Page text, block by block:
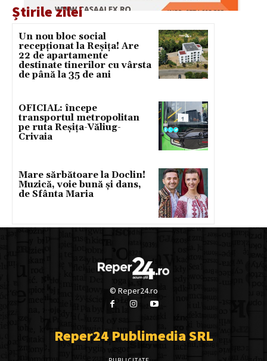
Știrile zilei
Un nou bloc social
recepționat la Reșița! Are
22 de apartamente
destinate tinerilor cu vârsta
de până la 35 de ani
OFICIAL: începe
transportul metropolitan
pe ruta Reșița-Văliug-
Crivaia
Mare sărbătoare la Doclin!
Muzică, voie bună și dans,
de Sfânta Maria
© Reper24.ro
Reper24 Publimedia SRL